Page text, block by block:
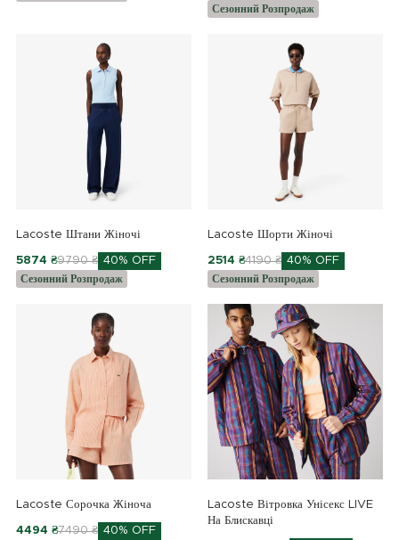
Сезонний Розпродаж
Lacoste Штани Жіночі
5874 ₴9790 ₴ 40% OFF
Сезонний Розпродаж
Lacoste Шорти Жіночі
2514 ₴4190 ₴ 40% OFF
Сезонний Розпродаж
Lacoste Сорочка Жіноча
4494 ₴7490 ₴ 40% OFF
Lacoste Вітровка Унісекс LIVE
На Блискавці